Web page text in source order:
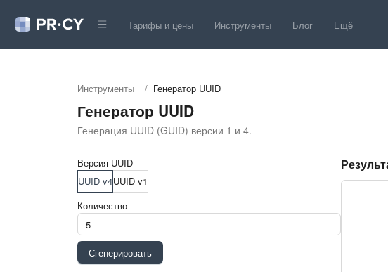
Тарифы и цены Инструменты Блог Ещё
Инструменты / Генератор UUID
Генератор UUID
Генерация UUID (GUID) версии 1 и 4.
Версия UUID
UUID v4UUID v1
Количество
Сгенерировать